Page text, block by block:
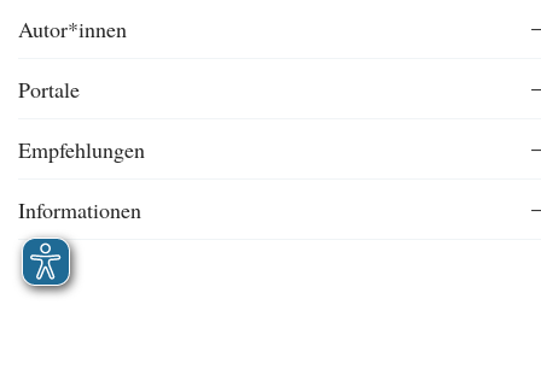
Autor*innen
Portale
Empfehlungen
Informationen